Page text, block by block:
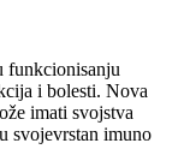
funkcionisanju
i bolesti. Nova
imati svojstva
svojevrstan imuno